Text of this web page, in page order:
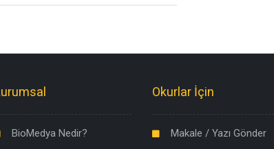
BioMedya Nedir?
Okurlar İçin
Makale / Yazı Gönder